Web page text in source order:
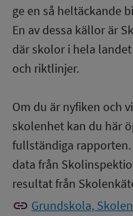
ge en så heltäckande
En av dessa källor är
där skolor i hela
och riktlinjer.
Om du är nyfiken och
skolenhet kan du här
fullständiga
data från
resultat från
link Grundskola,